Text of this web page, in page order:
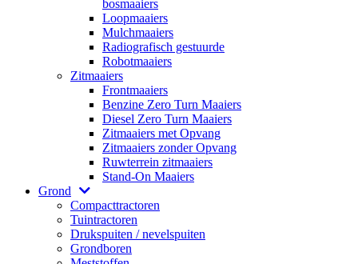
bosmaaiers
Loopmaaiers
Mulchmaaiers
Radiografisch gestuurde
Robotmaaiers
Zitmaaiers
Frontmaaiers
Benzine Zero Turn Maaiers
Diesel Zero Turn Maaiers
Zitmaaiers met Opvang
Zitmaaiers zonder Opvang
Ruwterrein zitmaaiers
Stand-On Maaiers
Grond
Compacttractoren
Tuintractoren
Drukspuiten / nevelspuiten
Grondboren